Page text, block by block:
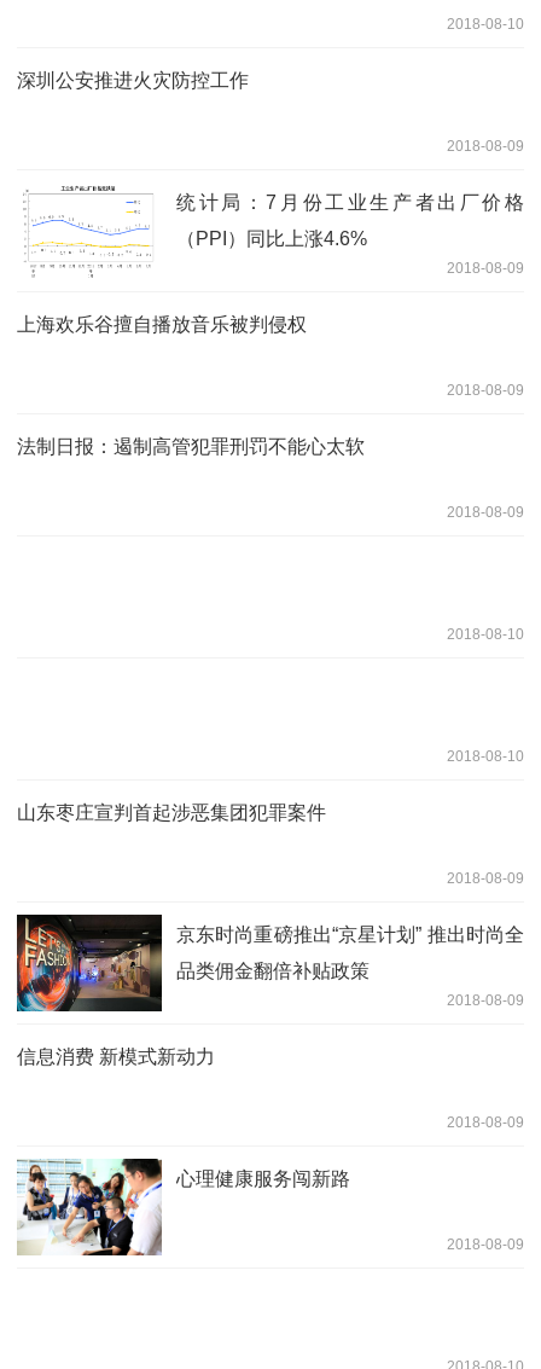
2018-08-10
深圳公安推进火灾防控工作
2018-08-09
统计局：7月份工业生产者出厂价格
（PPI）同比上涨4.6%
2018-08-09
上海欢乐谷擅自播放音乐被判侵权
2018-08-09
法制日报：遏制高管犯罪刑罚不能心太软
2018-08-09
2018-08-10
2018-08-10
山东枣庄宣判首起涉恶集团犯罪案件
2018-08-09
京东时尚重磅推出“京星计划” 推出时尚全
品类佣金翻倍补贴政策
2018-08-09
信息消费 新模式新动力
2018-08-09
心理健康服务闯新路
2018-08-09